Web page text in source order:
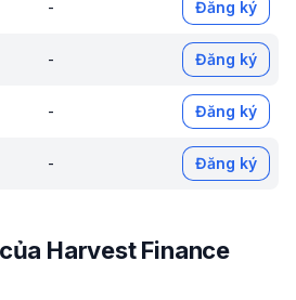
- Đăng ký
- Đăng ký
- Đăng ký
- Đăng ký
Harvest Finance